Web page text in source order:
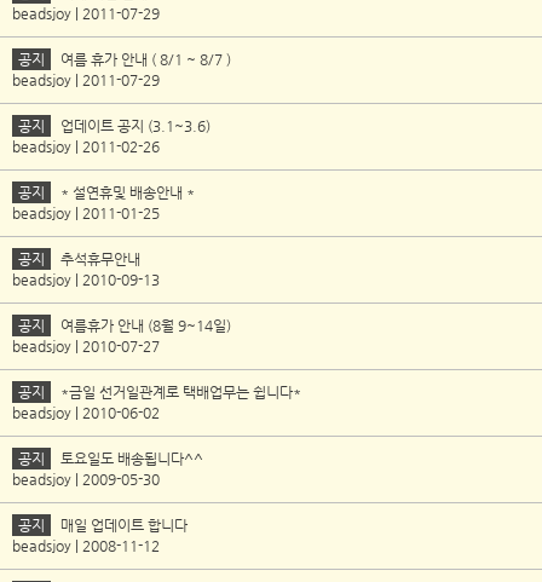
beadsjoy | 2011-07-29
공지
여름 휴가 안내 ( 8/1 ~ 8/7 )
beadsjoy | 2011-07-29
공지
업데이트 공지 (3.1~3.6)
beadsjoy | 2011-02-26
공지
* 설연휴및 배송안내 *
beadsjoy | 2011-01-25
공지
추석휴무안내
beadsjoy | 2010-09-13
공지
여름휴가 안내 (8월 9~14일)
beadsjoy | 2010-07-27
공지
*금일 선거일관계로 택배업무는 쉽니다*
beadsjoy | 2010-06-02
공지
토요일도 배송됩니다^^
beadsjoy | 2009-05-30
공지
매일 업데이트 합니다
beadsjoy | 2008-11-12